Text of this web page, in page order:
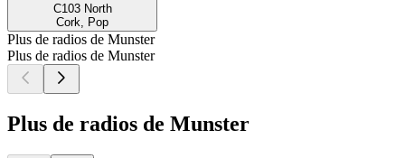
C103 North
Cork, Pop
Plus de radios de Munster
Plus de radios de Munster
Plus de radios de Munster